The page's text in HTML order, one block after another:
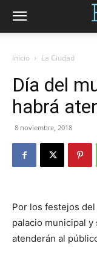
Inicio La Ciudad
Día del
habrá
8 noviembre, 2018
Por los festejos
palacio municipal
atenderán al